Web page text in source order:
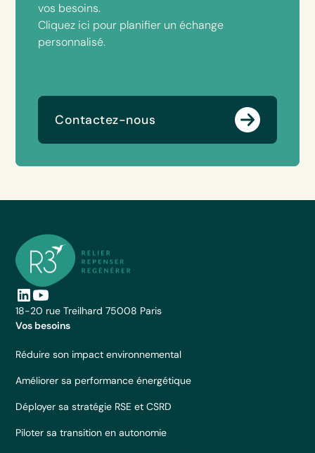
vos besoins.
Cliquez ici pour planifier un échange
personnalisé.
Contactez-nous
18-20 rue Treilhard 75008 Paris
Vos besoins
Réduire son impact environnemental
Améliorer sa performance énergétique
Déployer sa stratégie RSE et CSRD
Piloter sa transition en autonomie